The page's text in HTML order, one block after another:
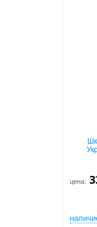
цена: